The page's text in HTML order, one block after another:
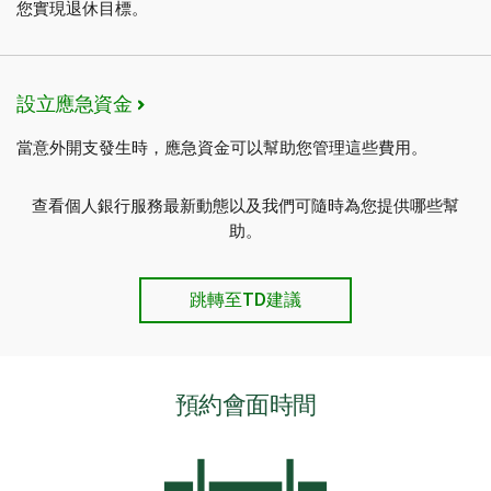
您實現退休目標。
設立應急資金
當意外開支發生時，應急資金可以幫助您管理這些費用。
查看個人銀行服務最新動態以及我們可隨時為您提供哪些幫
助。
跳轉至TD建議
預約會面時間